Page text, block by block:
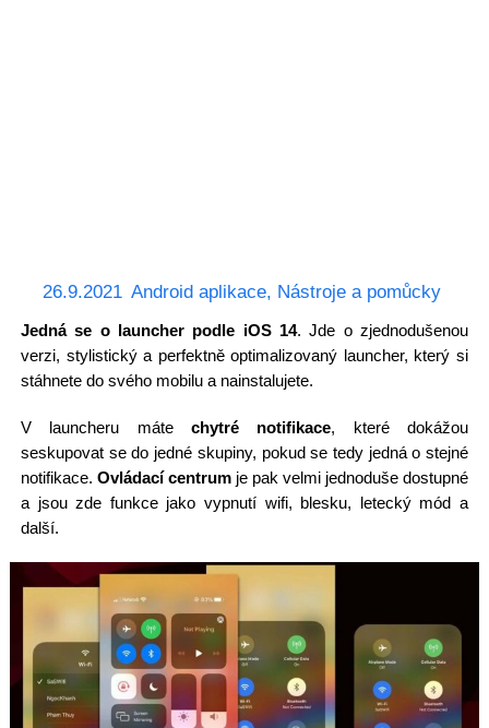
26.9.2021 Android aplikace, Nástroje a pomůcky
Jedná se o launcher podle iOS 14. Jde o zjednodušenou
verzi, stylistický a perfektně optimalizovaný launcher, který si
stáhnete do svého mobilu a nainstalujete.
V launcheru mátechytré notifikace, které dokážou
seskupovat se do jedné skupiny, pokud se tedy jedná o stejné
notifikace. Ovládací centrum je pak velmi jednoduše dostupné
a jsou zde funkce jako vypnutí wifi, blesku, letecký mód a
další.